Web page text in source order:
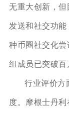
无重大创新，
发送和社交功
种币圈社交化尝
组成员已突破百
行业评价方
度。摩根士丹